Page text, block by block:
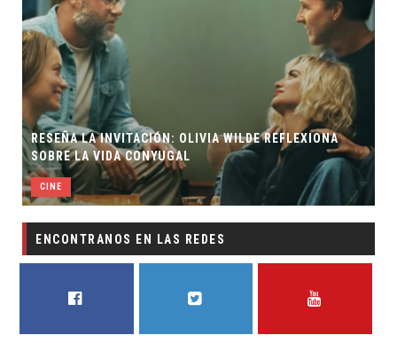
RESEÑA LA INVITACIÓN: OLIVIA WILDE REFLEXIONA
SOBRE LA VIDA CONYUGAL
CINE
ENCONTRANOS EN LAS REDES